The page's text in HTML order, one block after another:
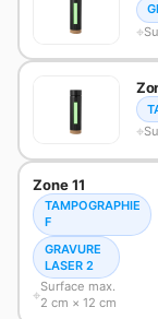
Zone 11
TAMPOGRAPHIE
F
GRAVURE
LASER 2
Surface max.
2 cm × 12 cm